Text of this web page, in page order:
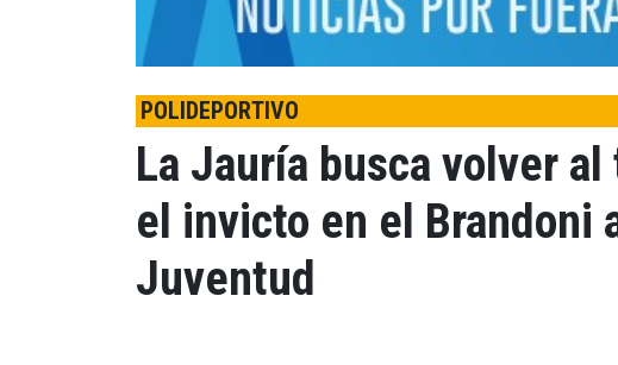
POLIDEPORTIVO
La Jauría busca volver
el invicto en el Brandoni
Juventud